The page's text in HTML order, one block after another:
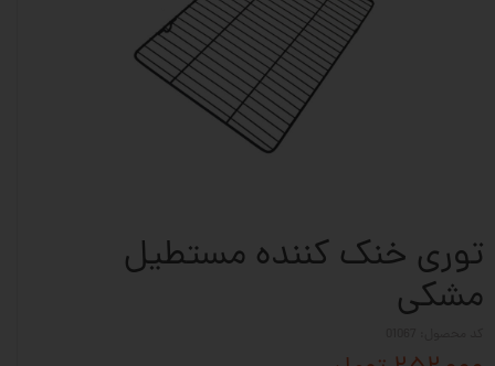
خروج از
حساب
کاربری
توری خنک کننده مستطیل
مشکی